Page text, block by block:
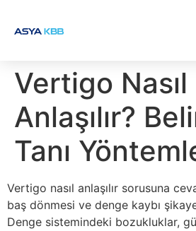
Vertigo Nasıl
Anlaşılır?
Tanı
Vertigo nasıl anlaşılır sorusuna
baş dönmesi ve denge kaybı
Denge sistemindeki bozukluklar,